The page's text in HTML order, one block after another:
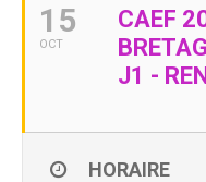
15
OCT
CAEF
J1 -
HORAIRE